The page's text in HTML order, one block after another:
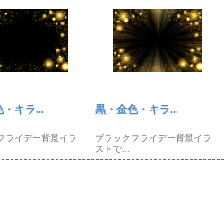
・キラ...
ライデー背景イラ
黒・金色・キラ...
ブラックフライデー背景イラ
ストで...